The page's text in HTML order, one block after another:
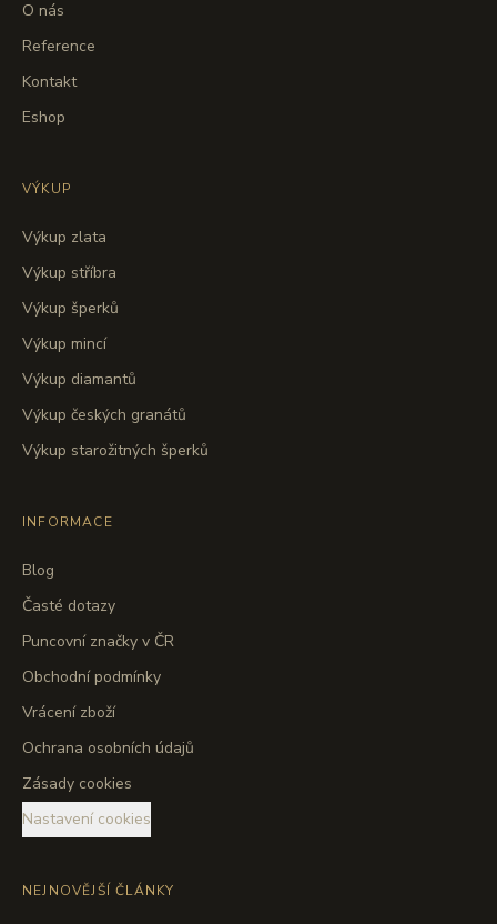
O nás
Reference
Kontakt
Eshop
VÝKUP
Výkup zlata
Výkup stříbra
Výkup šperků
Výkup mincí
Výkup diamantů
Výkup českých granátů
Výkup starožitných šperků
INFORMACE
Blog
Časté dotazy
Puncovní značky v ČR
Obchodní podmínky
Vrácení zboží
Ochrana osobních údajů
Zásady cookies
Nastavení cookies
NEJNOVĚJŠÍ ČLÁNKY